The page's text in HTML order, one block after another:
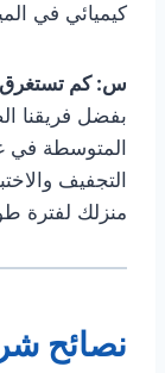
كيميائي في
س: كم تستغرق
بفضل فريقنا
التجفيف
منزلك لفترة
نصائح